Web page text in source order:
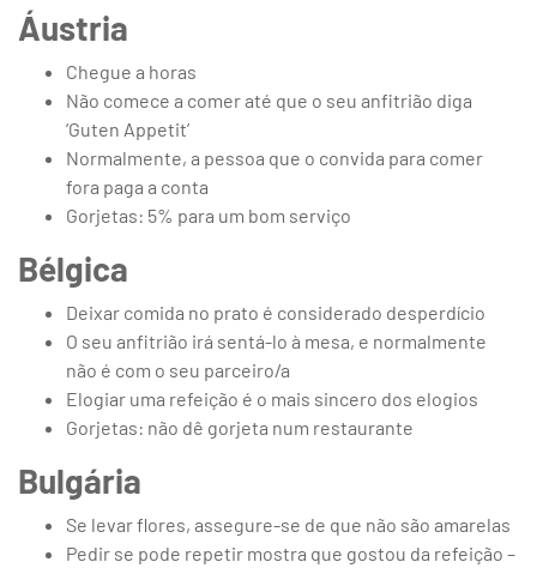
Áustria
Chegue a horas
Não comece a comer até que o seu anfitrião diga
‘Guten Appetit’
Normalmente, a pessoa que o convida para comer
fora paga a conta
Gorjetas: 5% para um bom serviço
Bélgica
Deixar comida no prato é considerado desperdício
O seu anfitrião irá sentá-lo à mesa, e normalmente
não é com o seu parceiro/a
Elogiar uma refeição é o mais sincero dos elogios
Gorjetas: não dê gorjeta num restaurante
Bulgária
Se levar flores, assegure-se de que não são amarelas
Pedir se pode repetir mostra que gostou da refeição –